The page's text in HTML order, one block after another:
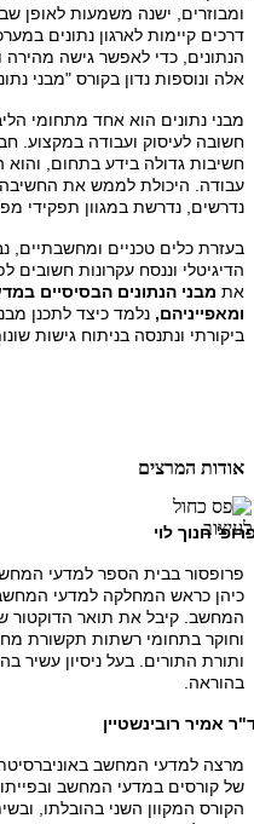
ומבוזרים, ישנה משמעות לאופן
דרכים קיימות לארגון נתונים
הנתונים, כדי לאפשר גישה
אלה ונוספות נדון בקורס "מבני
מבני נתונים הוא אחד מתחומי
חשובה לעיסוק ועבודה במקצוע.
חשיבות גדולה בידע בתחום, והוא
עבודה. היכולת לממש את החשיבה
נדרשים, נדרשת במגוון תפקידי
בעזרת כלים טכניים ומחשבתיים,
הדיגיטלי וננסח עקרונות חשובים
את מבני הנתונים הבסיסיים
ומאפייניהם, נלמד כיצד לתכנן
ביקורתי ונתנסה בניתוח גישות
אודות המרצים
חנוך לוי
פרופסור בבית הספר למדעי
כיהן כראש המחלקה למדעי
וחוקר בתחומי רשתות תקשורת
ותורת התורים. בעל ניסיון עשיר
בהוראה.
אמיר רובינשטיין
מרצה למדעי המחשב
של קורסים במדעי המחשב
הקורס המקוון השני בהובלתו,